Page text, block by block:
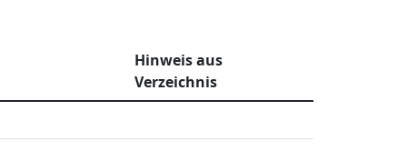
Hinweis aus
Verzeichnis